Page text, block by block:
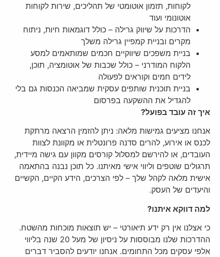
לקוחות, תזמון אוטומטי של תהליכים, שירות לקוחות
אוטונומי ועוד
הדרכות על שיווק גרילה – כולל דוגמאות חיות, ניתוח
מקרים ובניית קמפיין גרילה משלך
בניית משפכים שיווקיים חכמים שמותאמים למסע
הלקוח המודרני – כולל שכבות של אוטומציה, תוכן,
לידים חמים וקוראים לפעולה
בניית תוכנית שותפים עסקית שמביאה הכנסות גם בלי
להגדיל את ההשקעה בפרסום
איך זה עובד בפועל?
אנחנו מציעים גמישות מלאה: ניתן להזמין הרצאה מרתקת
לכנס או אירוע, להרים סדנה פרונטלית או מקוונת לצוות
העובדים, או להירשם למסלול קורסים מקוון עם גישה מיידית,
תרגולים שוטפים וליווי אישי מאיתנו. כל תוכן נבנה בהתאמה
אישית מלאה לקהל שלך – לפי הצרכים, הידע הקיים, הקשיים
והיעדים של העסק.
למה דווקא איתנו?
כי אצלנו אין רק ידע תיאורטי – יש תוצאות מוכחות מהשטח.
ההדרכות שלנו מבוססות על ניסיון של מעל 20 שנה בליווי
אלפי עסקים מכל התחומים. אנחנו יודעים להסביר דברים